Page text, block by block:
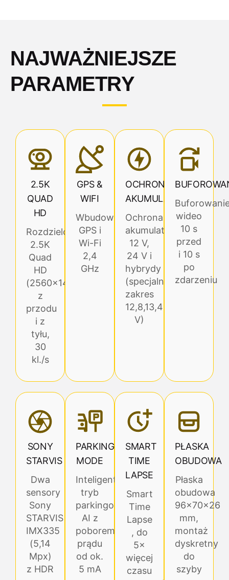
NAJWAŻNIEJSZE
PARAMETRY
2.5K
QUAD
HD
Rozdzielczość
2.5K
Quad
HD
(2560×1440p)
z
przodu
i z
tyłu,
30
kl./s
GPS &
WIFI
Wbudowany
GPS i
Wi-Fi
2,4
GHz
OCHRONA
AKUMULATORA
Ochrona
akumulatora
12 V,
24 V i
hybrydy
(specjalny
zakres
12,8,13,4
V)
wideo
10 s
przed
i 10 s
po
zdarzeniu
SONY
STARVIS
Dwa
sensory
Sony
STARVIS
IMX335
(5,14
Mpx)
z HDR
PARKING
MODE
Inteligentny
tryb
parkingowy
AI z
poborem
prądu
od ok.
5 mA
SMART
TIME
LAPSE
Smart
Time
Lapse
, do
5×
więcej
czasu
PŁASKA
OBUDOWA
Płaska
obudowa
96×70×26
mm,
montaż
dyskretny
do
szyby